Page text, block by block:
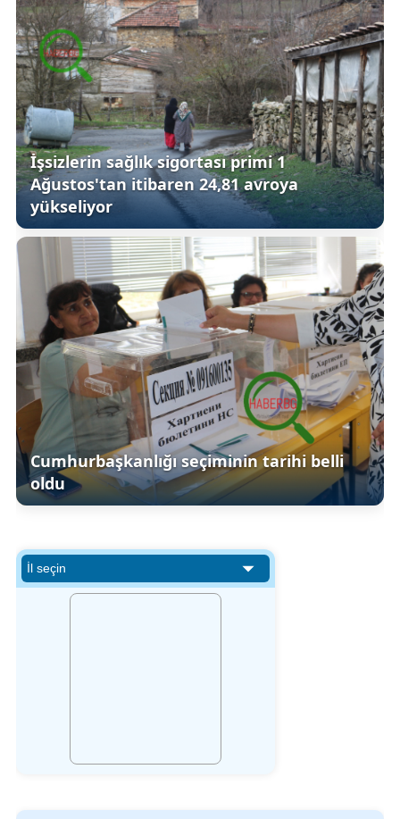
İşsizlerin sağlık sigortası primi 1
Ağustos'tan itibaren 24,81 avroya
yükseliyor
Cumhurbaşkanlığı seçiminin tarihi belli
oldu